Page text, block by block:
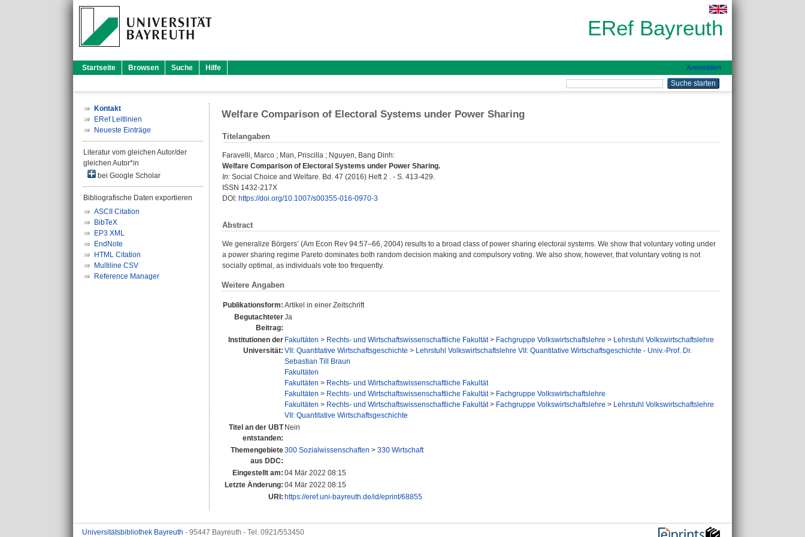
ERef Bayreuth
Startseite Browsen Suche Hilfe Anmelden
Kontakt
ERef Leitlinien
Neueste Einträge
Literatur vom gleichen Autor/der
gleichen Autor*in
bei Google Scholar
Bibliografische Daten exportieren
ASCII Citation
BibTeX
EP3 XML
EndNote
HTML Citation
Multiline CSV
Reference Manager
Welfare Comparison of Electoral Systems under Power Sharing
Titelangaben
Faravelli, Marco ; Man, Priscilla ; Nguyen, Bang Dinh:
Welfare Comparison of Electoral Systems under Power Sharing.
In: Social Choice and Welfare. Bd. 47 (2016) Heft 2 . - S. 413-429.
ISSN 1432-217X
DOI: https://doi.org/10.1007/s00355-016-0970-3
Abstract
We generalize Börgers’ (Am Econ Rev 94:57–66, 2004) results to a broad class of power sharing electoral systems. We show that voluntary voting under
a power sharing regime Pareto dominates both random decision making and compulsory voting. We also show, however, that voluntary voting is not
socially optimal, as individuals vote too frequently.
Weitere Angaben
Publikationsform: Artikel in einer Zeitschrift
Begutachteter
Beitrag:
Ja
Institutionen der
Universität:
Fakultäten > Rechts- und Wirtschaftswissenschaftliche Fakultät> Fachgruppe Volkswirtschaftslehre > Lehrstuhl Volkswirtschaftslehre
VII: Quantitative Wirtschaftsgeschichte > Lehrstuhl Volkswirtschaftslehre VII: Quantitative Wirtschaftsgeschichte - Univ.-Prof. Dr.
Sebastian Till Braun
Fakultäten
Fakultäten > Rechts- und Wirtschaftswissenschaftliche Fakultät
Fakultäten > Rechts- und Wirtschaftswissenschaftliche Fakultät> Fachgruppe Volkswirtschaftslehre
Fakultäten > Rechts- und Wirtschaftswissenschaftliche Fakultät> Fachgruppe Volkswirtschaftslehre > Lehrstuhl Volkswirtschaftslehre
VII: Quantitative Wirtschaftsgeschichte
Titel an der UBT
entstanden:
Nein
Themengebiete
aus DDC:
300 Sozialwissenschaften > 330 Wirtschaft
Eingestellt am: 04 Mär 2022 08:15
Letzte Änderung: 04 Mär 2022 08:15
URI: https://eref.uni-bayreuth.de/id/eprint/68855
Universitätsbibliothek Bayreuth - 95447 Bayreuth - Tel. 0921/553450